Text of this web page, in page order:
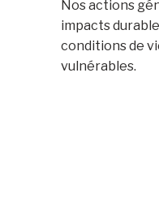
Nos actions
impacts
conditions de
vulnérables.